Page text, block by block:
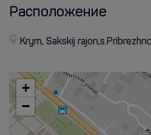
Расположение
Krym, Sakskij
+
−